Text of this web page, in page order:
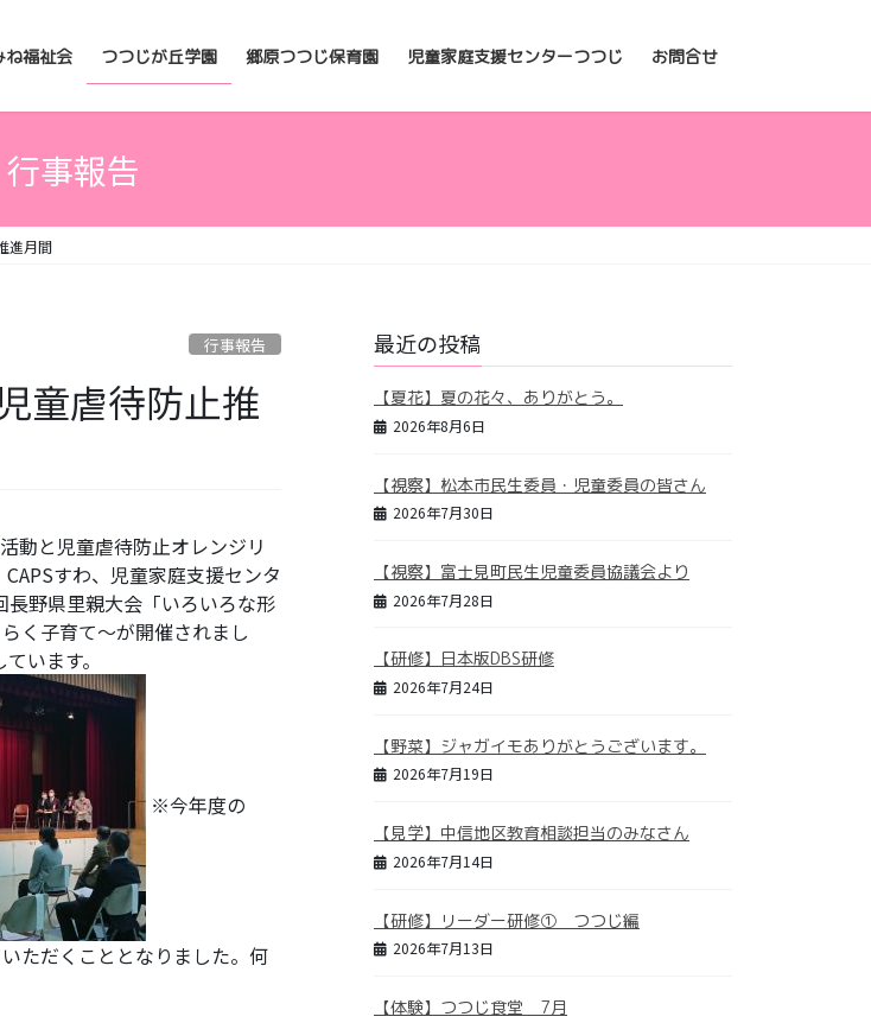
ね福祉会 つつじが丘学園 郷原つつじ保育園 児童家庭支援センターつつじ お問合せ
行事報告
進月間
行事報告
童虐待防止推
動と児童虐待防止オレンジリ
すわ、児童家庭支援センタ
野県里親大会「いろいろな形
く子育て～が開催されまし
います。
※今年度の
ただくこととなりました。何
最近の投稿
【夏花】夏の花々、ありがとう。
2026年8月6日
【視察】松本市民生委員・児童委員の皆さん
2026年7月30日
【視察】富士見町民生児童委員協議会より
2026年7月28日
【研修】日本版DBS研修
2026年7月24日
【野菜】ジャガイモありがとうございます。
2026年7月19日
【見学】中信地区教育相談担当のみなさん
2026年7月14日
【研修】リーダー研修① つつじ編
2026年7月13日
【体験】つつじ食堂 7月